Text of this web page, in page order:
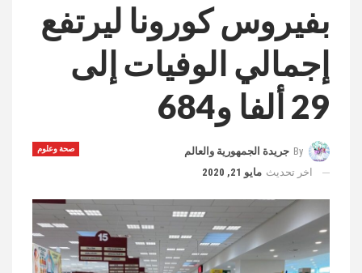
بفيروس كورونا ليرتفع
إجمالي الوفيات إلى
29 ألفا و684
صحة وعلوم By جريدة الجمهورية والعالم
اخر تحديث مايو 21, 2020